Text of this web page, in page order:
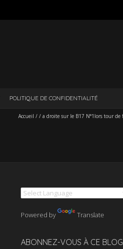
POLITIQUE DE CONFIDENTIALITÉ
Accueil //a droite sur le B17 N°1lors tour de
Powered by Translate
ABONNEZ-VOUS À CE